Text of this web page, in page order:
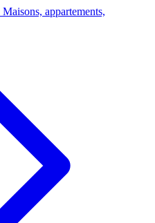
Maisons, appartements,